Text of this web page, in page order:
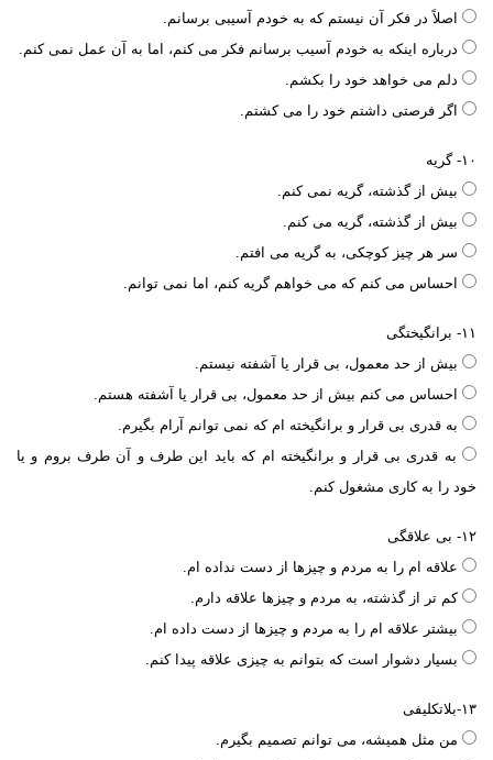
اصلاً در فکر آن نیستم که به خودم آسیبی برسانم.
درباره اینکه به خودم آسیب برسانم فکر می کنم، اما به آن عمل نمی کنم.
دلم می خواهد خود را بکشم.
اگر فرصتی داشتم خود را می کشتم.
۱۰- گریه
بیش از گذشته، گریه نمی کنم.
بیش از گذشته، گریه می کنم.
سر هر چیز کوچکی، به گریه می افتم.
احساس می کنم که می خواهم گریه کنم، اما نمی توانم.
۱۱- برانگیختگی
بیش از حد معمول، بی قرار یا آشفته نیستم.
احساس می کنم بیش از حد معمول، بی قرار یا آشفته هستم.
به قدری بی قرار و برانگیخته ام که نمی توانم آرام بگیرم.
به قدری بی قرار و برانگیخته ام که باید این طرف و آن طرف بروم و یا
خود را به کاری مشغول کنم.
۱۲- بی علاقگی
علاقه ام را به مردم و چیزها از دست نداده ام.
کم تر از گذشته، به مردم و چیزها علاقه دارم.
بیشتر علاقه ام را به مردم و چیزها از دست داده ام.
بسیار دشوار است که بتوانم به چیزی علاقه پیدا کنم.
۱۳-بلاتکلیفی
من مثل همیشه، می توانم تصمیم بگیرم.